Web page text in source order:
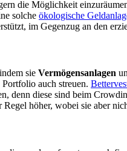
die Möglichkeit
solche ökologische
im Gegenzug an den
sie Vermögensanlagen
auch streuen.
denn diese sind beim
höher, wobei sie aber